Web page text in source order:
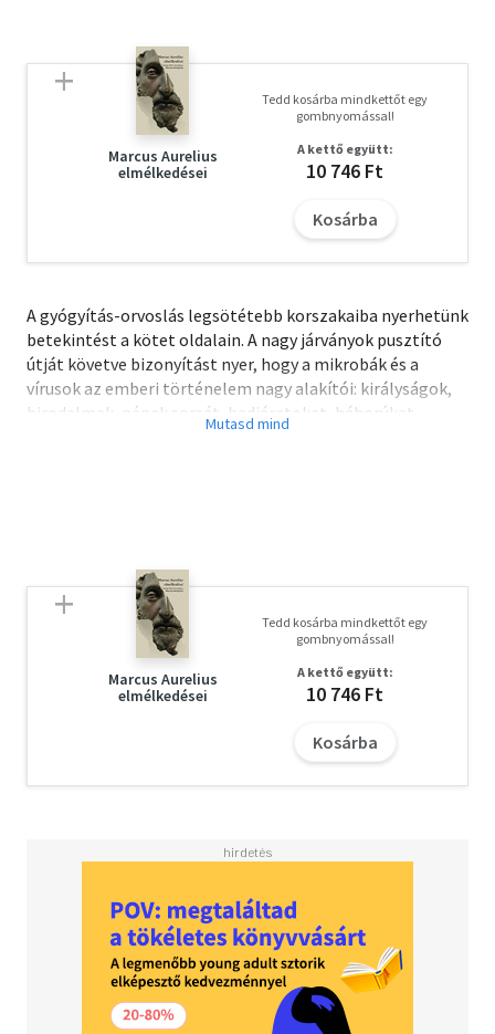
Marcus Aurelius
elmélkedései
Tedd kosárba mindkettőt egy
gombnyomással!
A kettő együtt:
10 746 Ft
Kosárba
A gyógyítás-orvoslás legsötétebb korszakaiba nyerhetünk
betekintést a kötet oldalain. A nagy járványok pusztító
útját követve bizonyítást nyer, hogy a mikrobák és a
vírusok az emberi történelem nagy alakítói: királyságok,
birodalmak, népek sorsát, hadjáratokat, háborúkat
kezelések néha nagyobb szenvedést okoztak, mint maguk
a kórokozók. A rettenetes fogászati beavatkozások, a
jégcsákánnyal végrehajtott lobotómiák, az érvágások és a
hólyaghúzások arról tanúskodnak, hogy az orvosi szakma
gyakorlói, ha hatékonyak nem is, de mindig rendkívül
találékonyak voltak.
Ismert, hogy a kanyaró és a fekete himlő tehető felelőssé
Tífuszos Maryről, aki nem hitt a kézmosásban, vagy a
emberiséget a fekete himlő borzalmaitól?
A rémisztő orvosi illusztrációk és a különféle betegségek
morbid, ám lebilincselő bemutatása után az olvasó alig
bírja letenni a könyvet - vagy ha mégis, hát csak rövid
időre, hogy ösztönösen a fertőtlenítőszerért nyúlhasson.
Marcus Aurelius
elmélkedései
Tedd kosárba mindkettőt egy
gombnyomással!
A kettő együtt:
10 746 Ft
Kosárba